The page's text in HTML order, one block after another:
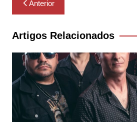
de
Post
Anterior
Artigos Relacionados